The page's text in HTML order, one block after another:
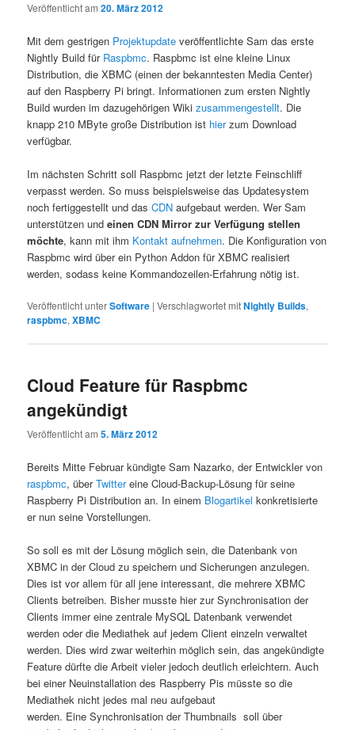
Veröffentlicht am20. März 2012
Mit dem gestrigen Projektupdate veröffentlichte Sam das erste
Nightly Build für Raspbmc. Raspbmc ist eine kleine Linux
Distribution, die XBMC (einen der bekanntesten Media Center)
auf den Raspberry Pi bringt. Informationen zum ersten Nightly
Build wurden im dazugehörigen Wikizusammengestellt. Die
knapp 210 MByte große Distribution ist hierzum Download
verfügbar.
Im nächsten Schritt soll Raspbmc jetzt der letzte Feinschliff
verpasst werden. So muss beispielsweise das Updatesystem
noch fertiggestellt und dasCDN aufgebaut werden. Wer Sam
unterstützen undeinen CDN Mirror zur Verfügung stellen
möchte, kann mit ihm Kontakt aufnehmen. Die Konfiguration von
Raspbmc wird über ein Python Addon für XBMC realisiert
werden, sodass keine Kommandozeilen-Erfahrung nötig ist.
Veröffentlicht unterSoftware |Verschlagwortet mitNightly Builds,
raspbmc,XBMC
Cloud Feature für Raspbmc
angekündigt
Veröffentlicht am5. März 2012
Bereits Mitte Februar kündigte Sam Nazarko, der Entwickler von
raspbmc, überTwittereine Cloud-Backup-Lösung für seine
Raspberry Pi Distribution an. In einem Blogartikel konkretisierte
er nun seine Vorstellungen.
So soll es mit der Lösung möglich sein, die Datenbank von
XBMC in der Cloud zu speichern und Sicherungen anzulegen.
Dies ist vor allem für all jene interessant, die mehrere XBMC
Clients betreiben. Bisher musste hier zur Synchronisation der
Clients immer eine zentrale MySQL Datenbank verwendet
werden oder die Mediathek auf jedem Client einzeln verwaltet
werden. Dies wird zwar weiterhin möglich sein, das angekündigte
Feature dürfte die Arbeit vieler jedoch deutlich erleichtern. Auch
bei einer Neuinstallation des Raspberry Pis müsste so die
Mediathek nicht jedes mal neu aufgebaut
werden. Eine Synchronisation der Thumbnails soll über